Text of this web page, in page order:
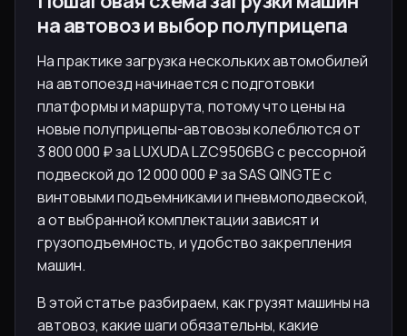
на автовоз и выбор полуприцепа
На практике загрузка нескольких автомобилей
на автопоезд начинается с подготовки
платформы и маршрута, потому что цены на
новые полуприцепы-автовозы колеблются от
3 800 000 ₽ за LUXUDA LZC9506BG с рессорной
подвеской до 12 000 000 ₽ за SAS QINGTE с
винтовыми подъемниками и пневмоподвеской,
а от выбранной комплектации зависят и
грузоподъемность, и удобство закрепления
машин.
В этой статье разбираем, как грузят машины на
автовоз, какие шаги обязательны, какие